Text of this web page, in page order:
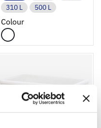
310 L
500 L
Colour